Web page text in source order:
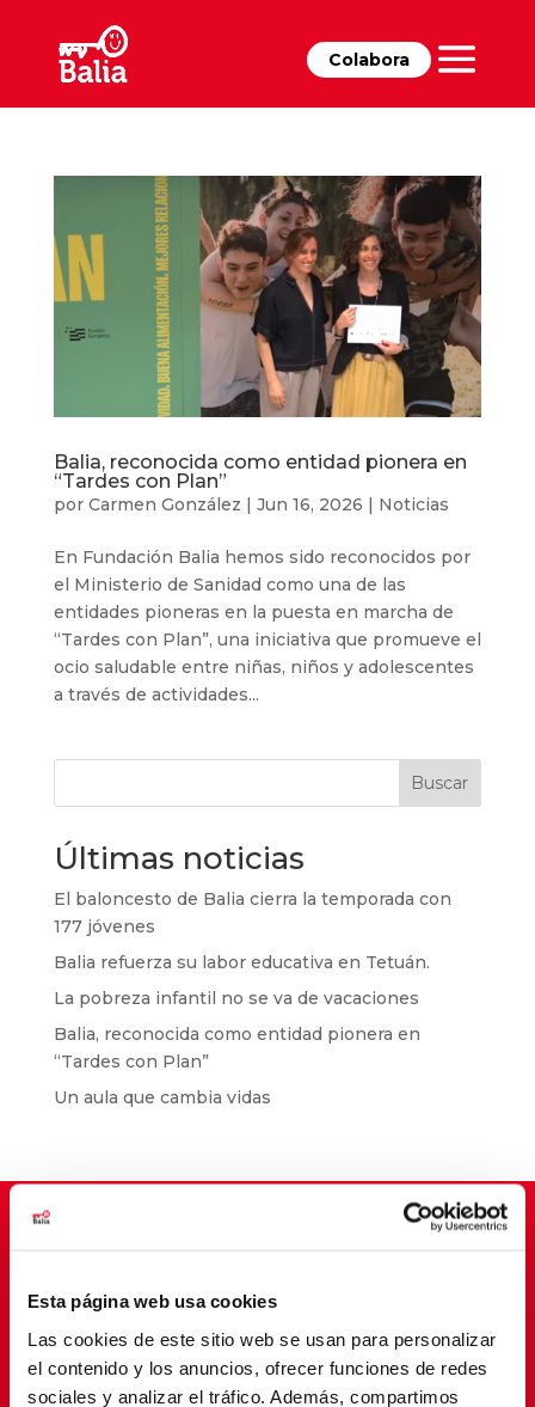
Esta página web usa cookies
Las cookies de este sitio web se usan para personalizar
el contenido y los anuncios, ofrecer funciones de redes
sociales y analizar el tráfico. Además, compartimos
Colabora
Balia, reconocida como entidad pionera en
“Tardes con Plan”
por Carmen González | Jun 16, 2026 | Noticias
En Fundación Balia hemos sido reconocidos por
el Ministerio de Sanidad como una de las
entidades pioneras en la puesta en marcha de
“Tardes con Plan”, una iniciativa que promueve el
ocio saludable entre niñas, niños y adolescentes
a través de actividades...
Buscar
Últimas noticias
El baloncesto de Balia cierra la temporada con
177 jóvenes
Balia refuerza su labor educativa en Tetuán.
La pobreza infantil no se va de vacaciones
Balia, reconocida como entidad pionera en
“Tardes con Plan”
Un aula que cambia vidas
Suscríbete para cambiar vidas